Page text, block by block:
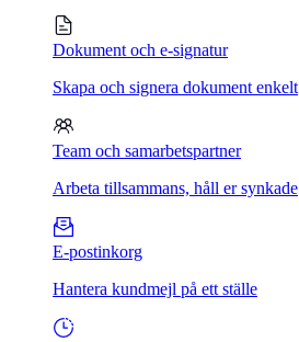
Dokument och e-signatur
Skapa och signera dokument enkelt
Team och samarbetspartner
Arbeta tillsammans, håll er synkade
E-postinkorg
Hantera kundmejl på ett ställe